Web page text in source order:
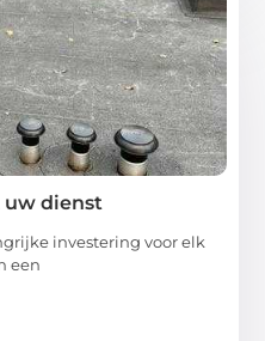
dienst
investering voor elk
een